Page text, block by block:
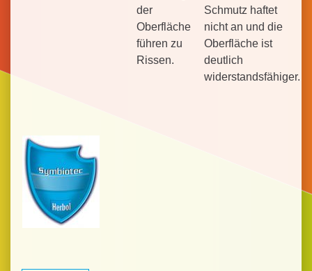
der
Oberfläche
führen zu
Rissen.
Schmutz haftet
nicht an und die
Oberfläche ist
deutlich
widerstandsfähiger.